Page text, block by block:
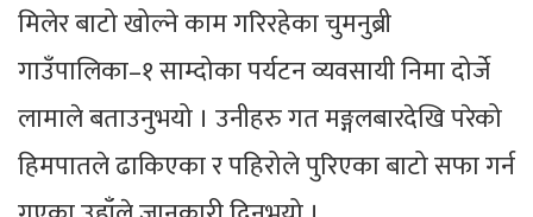
मिलेर बाटो खोल्ने काम गरिरहेका चुमनुब्री
गाउँपालिका–१ साम्दोका पर्यटन व्यवसायी निमा दोर्जे
लामाले बताउनुभयो । उनीहरु गत मङ्गलबारदेखि परेको
हिमपातले ढाकिएका र पहिरोले पुरिएका बाटो सफा गर्न